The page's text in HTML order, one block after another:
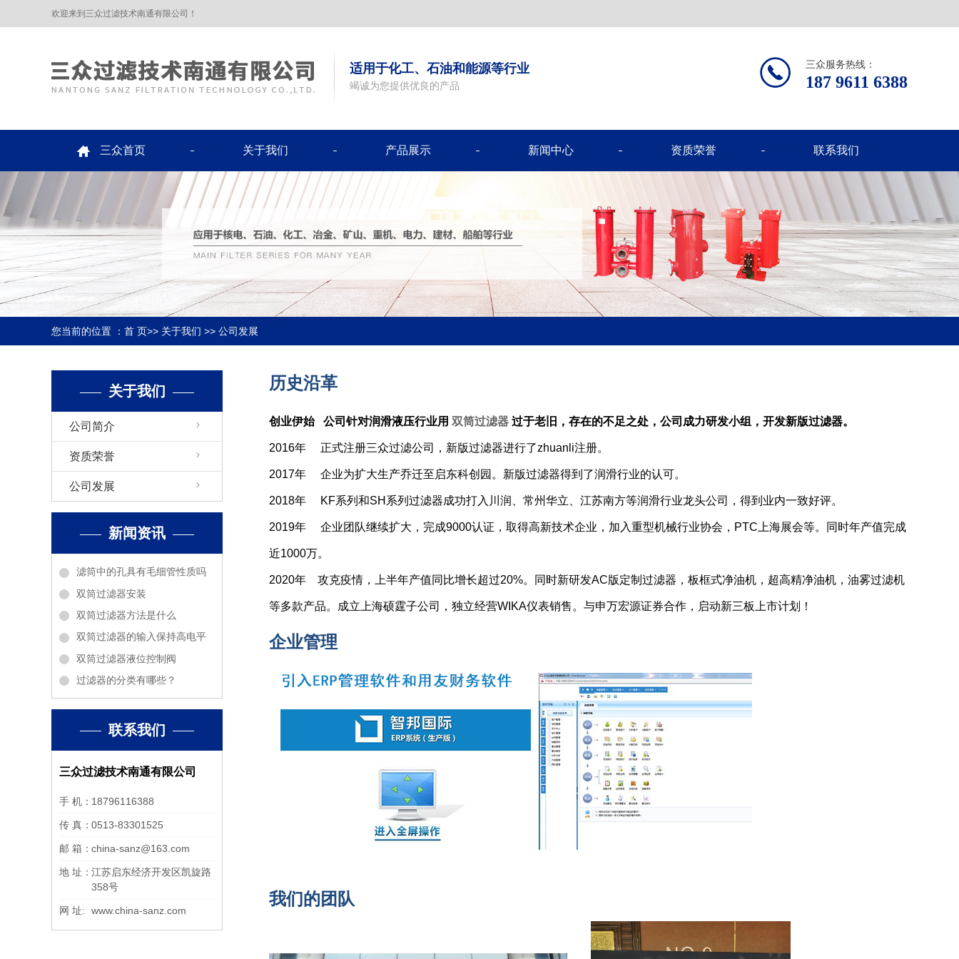
欢迎来到三众过滤技术南通有限公司！
适用于化工、石油和能源等行业
竭诚为您提供优良的产品
三众服务热线：
187 9611 6388
三众首页 关于我们 产品展示 新闻中心 资质荣誉 联系我们
您当前的位置 ： 首 页>> 关于我们 >> 公司发展
关于我们
公司简介
资质荣誉
公司发展
新闻资讯
滤筒中的孔具有毛细管性质吗
双筒过滤器安装
双筒过滤器方法是什么
双筒过滤器的输入保持高电平
双筒过滤器液位控制阀
过滤器的分类有哪些？
联系我们
三众过滤技术南通有限公司
手 机： 18796116388
传 真：0513-83301525
邮 箱：china-sanz@163.com
地 址：江苏启东经济开发区凯旋路
358号
网 址: www.china-sanz.com
历史沿革
创业伊始 公司针对润滑液压行业用 双筒过滤器 过于老旧，存在的不足之处，公司成力研发小组，开发新版过滤器。
2016年 正式注册三众过滤公司，新版过滤器进行了zhuanli注册。
2017年 企业为扩大生产乔迁至启东科创园。新版过滤器得到了润滑行业的认可。
2018年 KF系列和SH系列过滤器成功打入川润、常州华立、江苏南方等润滑行业龙头公司，得到业内一致好评。
2019年 企业团队继续扩大，完成9000认证，取得高新技术企业，加入重型机械行业协会，PTC上海展会等。同时年产值完成
近1000万。
2020年 攻克疫情，上半年产值同比增长超过20%。同时新研发AC版定制过滤器，板框式净油机，超高精净油机，油雾过滤机
等多款产品。成立上海硕霆子公司，独立经营WIKA仪表销售。与申万宏源证券合作，启动新三板上市计划！
企业管理
我们的团队